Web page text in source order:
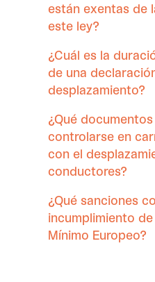
están exentas de
este ley?
¿Cuál es la
de una
desplazamiento?
¿Qué
controlarse en
con el
conductores?
¿Qué sanciones
incumplimiento
Mínimo Europeo?